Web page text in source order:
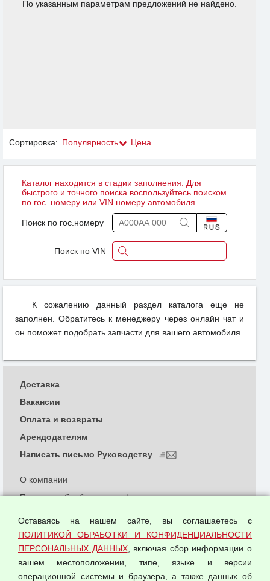
По указанным параметрам предложений не найдено.
Сортировка: Популярность Цена
Каталог находится в стадии заполнения. Для
быстрого и точного поиска воспользуйтесь поиском
по гос. номеру или VIN номеру автомобиля.
Поиск по гос.номеру
Поиск по VIN
К сожалению данный раздел каталога еще не
заполнен. Обратитесь к менеджеру через онлайн чат и
он поможет подобрать запчасти для вашего автомобиля.
О компании
Политика обработки и конфиденциальности
Согласием на обработку персональных данных
Оферта оптовой купли-продажи
Публичная оферта
Доставка
Вакансии
Оплата и возвраты
Арендодателям
Написать письмо Руководству
Оставаясь на нашем сайте, вы соглашаетесь с
ПОЛИТИКОЙ ОБРАБОТКИ И КОНФИДЕНЦИАЛЬНОСТИ
ПЕРСОНАЛЬНЫХ ДАННЫХ, включая сбор информации о
вашем местоположении, типе, языке и версии
операционной системы и браузера, а также данных об